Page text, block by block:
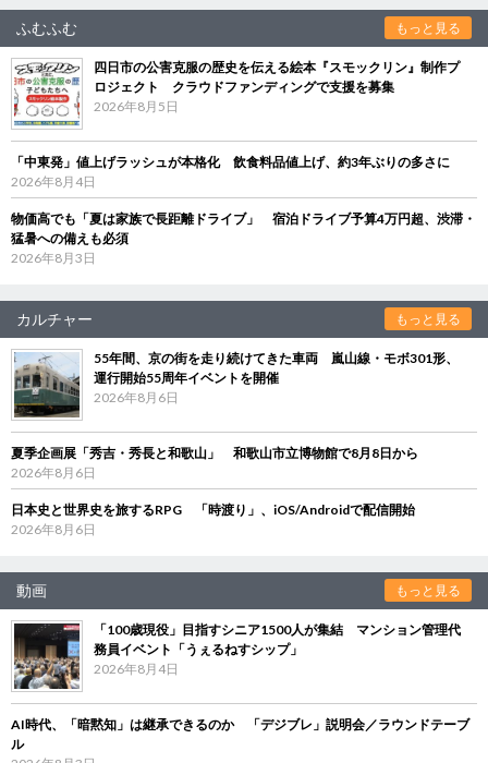
ふむふむ もっと見る
四日市の公害克服の歴史を伝える絵本『スモックリン』制作プ
ロジェクト クラウドファンディングで支援を募集
2026年8月5日
「中東発」値上げラッシュが本格化 飲食料品値上げ、約3年ぶりの多さに
2026年8月4日
物価高でも「夏は家族で長距離ドライブ」 宿泊ドライブ予算4万円超、渋滞・
猛暑への備えも必須
2026年8月3日
カルチャー もっと見る
55年間、京の街を走り続けてきた車両 嵐山線・モボ301形、
運行開始55周年イベントを開催
2026年8月6日
夏季企画展「秀吉・秀長と和歌山」 和歌山市立博物館で8月8日から
2026年8月6日
日本史と世界史を旅するRPG 「時渡り」、iOS/Androidで配信開始
2026年8月6日
動画 もっと見る
「100歳現役」目指すシニア1500人が集結 マンション管理代
務員イベント「うぇるねすシップ」
2026年8月4日
AI時代、「暗黙知」は継承できるのか 「デジブレ」説明会／ラウンドテーブ
ル